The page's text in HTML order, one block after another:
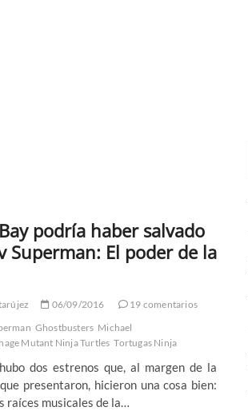
podría haber salvado
Superman: El poder de la
06/09/2016
19 comentarios
Ghostbusters Michael
Mutant Ninja Turtles Tortugas Ninja
dos estrenos que, al margen de la
presentaron, hicieron una cosa bien:
raíces musicales de la…